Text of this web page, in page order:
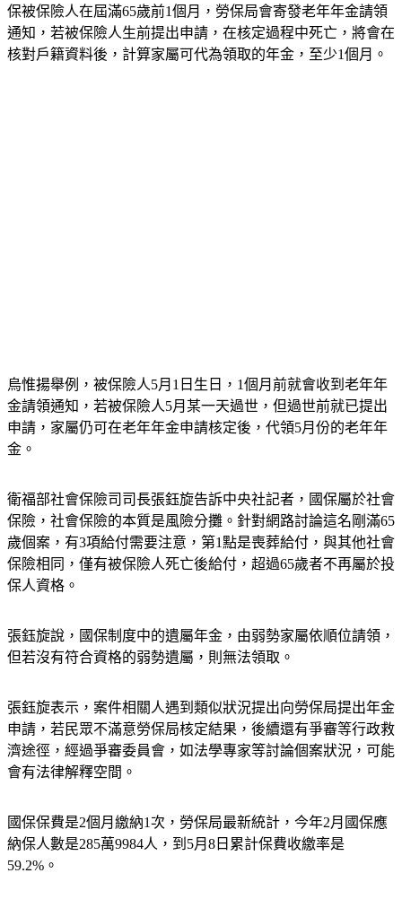
保被保險人在屆滿65歲前1個月，勞保局會寄發老年年金請領
通知，若被保險人生前提出申請，在核定過程中死亡，將會在
核對戶籍資料後，計算家屬可代為領取的年金，至少1個月。
烏惟揚舉例，被保險人5月1日生日，1個月前就會收到老年年
金請領通知，若被保險人5月某一天過世，但過世前就已提出
申請，家屬仍可在老年年金申請核定後，代領5月份的老年年
金。
衛福部社會保險司司長張鈺旋告訴中央社記者，國保屬於社會
保險，社會保險的本質是風險分攤。針對網路討論這名剛滿65
歲個案，有3項給付需要注意，第1點是喪葬給付，與其他社會
保險相同，僅有被保險人死亡後給付，超過65歲者不再屬於投
保人資格。
張鈺旋說，國保制度中的遺屬年金，由弱勢家屬依順位請領，
但若沒有符合資格的弱勢遺屬，則無法領取。
張鈺旋表示，案件相關人遇到類似狀況提出向勞保局提出年金
申請，若民眾不滿意勞保局核定結果，後續還有爭審等行政救
濟途徑，經過爭審委員會，如法學專家等討論個案狀況，可能
會有法律解釋空間。
國保保費是2個月繳納1次，勞保局最新統計，今年2月國保應
納保人數是285萬9984人，到5月8日累計保費收繳率是
59.2%。